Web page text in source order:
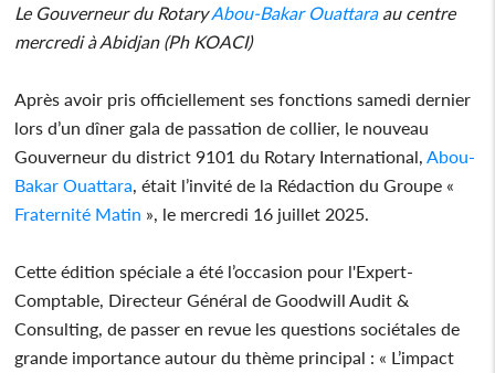
Le Gouverneur du RotaryAbou-Bakar Ouattaraau centre
mercredi à Abidjan (Ph KOACI)
Après avoir pris officiellement ses fonctions samedi dernier
lors d’un dîner gala de passation de collier, le nouveau
Gouverneur du district 9101 du Rotary International,Abou-
Bakar Ouattara, était l’invité de la Rédaction du Groupe «
Fraternité Matin », le mercredi 16 juillet 2025.
Cette édition spéciale a été l’occasion pour l'Expert-
Comptable, Directeur Général de Goodwill Audit &
Consulting, de passer en revue les questions sociétales de
grande importance autour du thème principal : « L’impact